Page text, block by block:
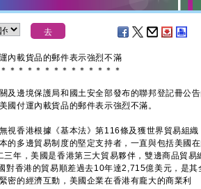
內載貨品的郵件表示強烈不滿
＊ ＊ ＊ ＊ ＊ ＊ ＊ ＊ ＊ ＊ ＊ ＊ ＊ ＊
邊境保護局和國土安全部發布的聯邦登記冊公告
國付運內載貨品的郵件表示強烈不滿。
香港根據《基本法》第116條及獲世界貿易組織
的多邊貿易制度的堅定支持者，一直與包括美國在
年，美國是香港第三大貿易夥伴，雙邊商品貿易
對香港的貿易順差過去10年達2,715億美元，是其
密的經濟互動，美國企業在香港有龐大的商業利